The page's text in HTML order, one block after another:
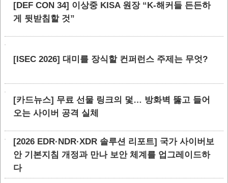
[DEF CON 34] 이상중 KISA 원장 “K-해커들 든든하
게 뒷받침할 것”
[ISEC 2026] 대미를 장식할 컨퍼런스 주제는 무엇?
[카드뉴스] 무료 선물 링크의 덫… 방화벽 뚫고 들어
오는 사이버 공격 실체
[2026 EDR·NDR·XDR 솔루션 리포트] 국가 사이버보
안 기본지침 개정과 만나 보안 체계를 업그레이드하
다